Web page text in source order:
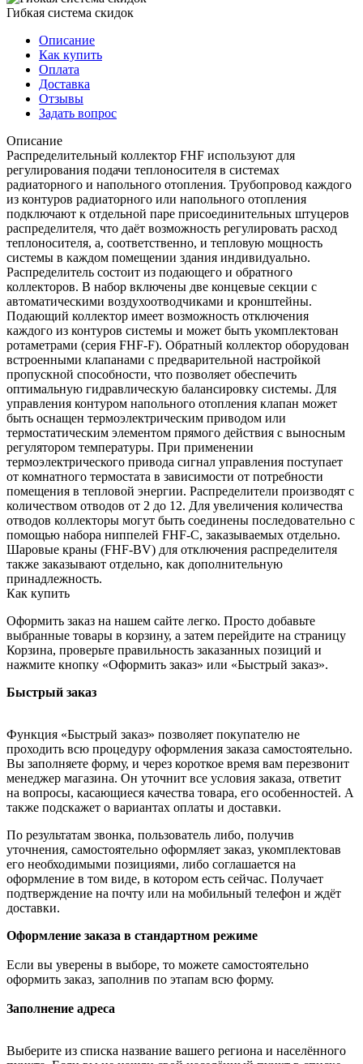
Гибкая система скидок
Описание
Как купить
Оплата
Доставка
Отзывы
Задать вопрос
Описание
Распределительный коллектор FHF используют для
регулирования подачи теплоносителя в системах
радиаторного и напольного отопления. Трубопровод каждого
из контуров радиаторного или напольного отопления
подключают к отдельной паре присоединительных штуцеров
распределителя, что даёт возможность регулировать расход
теплоносителя, а, соответственно, и тепловую мощность
системы в каждом помещении здания индивидуально.
Распределитель состоит из подающего и обратного
коллекторов. В набор включены две концевые секции с
автоматическими воздухоотводчиками и кронштейны.
Подающий коллектор имеет возможность отключения
каждого из контуров системы и может быть укомплектован
ротаметрами (серия FHF-F). Обратный коллектор оборудован
встроенными клапанами с предварительной настройкой
пропускной способности, что позволяет обеспечить
оптимальную гидравлическую балансировку системы. Для
управления контуром напольного отопления клапан может
быть оснащен термоэлектрическим приводом или
термостатическим элементом прямого действия с выносным
регулятором температуры. При применении
термоэлектрического привода сигнал управления поступает
от комнатного термостата в зависимости от потребности
помещения в тепловой энергии. Распределители производят с
количеством отводов от 2 до 12. Для увеличения количества
отводов коллекторы могут быть соединены последовательно с
помощью набора ниппелей FHF-C, заказываемых отдельно.
Шаровые краны (FHF-BV) для отключения распределителя
также заказывают отдельно, как дополнительную
принадлежность.
Как купить
Оформить заказ на нашем сайте легко. Просто добавьте
выбранные товары в корзину, а затем перейдите на страницу
Корзина, проверьте правильность заказанных позиций и
нажмите кнопку «Оформить заказ» или «Быстрый заказ».
Быстрый заказ
Функция «Быстрый заказ» позволяет покупателю не
проходить всю процедуру оформления заказа самостоятельно.
Вы заполняете форму, и через короткое время вам перезвонит
менеджер магазина. Он уточнит все условия заказа, ответит
на вопросы, касающиеся качества товара, его особенностей. А
также подскажет о вариантах оплаты и доставки.
По результатам звонка, пользователь либо, получив
уточнения, самостоятельно оформляет заказ, укомплектовав
его необходимыми позициями, либо соглашается на
оформление в том виде, в котором есть сейчас. Получает
подтверждение на почту или на мобильный телефон и ждёт
доставки.
Оформление заказа в стандартном режиме
Если вы уверены в выборе, то можете самостоятельно
оформить заказ, заполнив по этапам всю форму.
Заполнение адреса
Выберите из списка название вашего региона и населённого